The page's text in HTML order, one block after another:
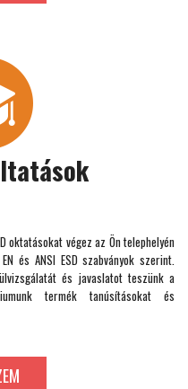
oktatásokat végez az Ön telephelyén
és ANSI ESD szabványok szerint.
és javaslatot teszünk a
termék tanúsításokat és